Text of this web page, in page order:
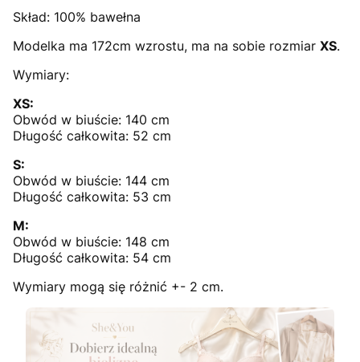
Skład: 100% bawełna
Modelka ma 172cm wzrostu, ma na sobie rozmiar XS.
Wymiary:
XS:
Obwód w biuście: 140 cm
Długość całkowita: 52 cm
S:
Obwód w biuście: 144 cm
Długość całkowita: 53 cm
M:
Obwód w biuście: 148 cm
Długość całkowita: 54 cm
Wymiary mogą się różnić +- 2 cm.